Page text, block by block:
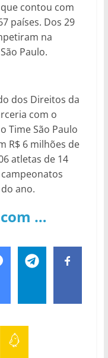
contou com
países. Dos 29
na
Paulo.
dos Direitos da
com o
Time São Paulo
R$ 6 milhões de
atletas de 14
ano.
…